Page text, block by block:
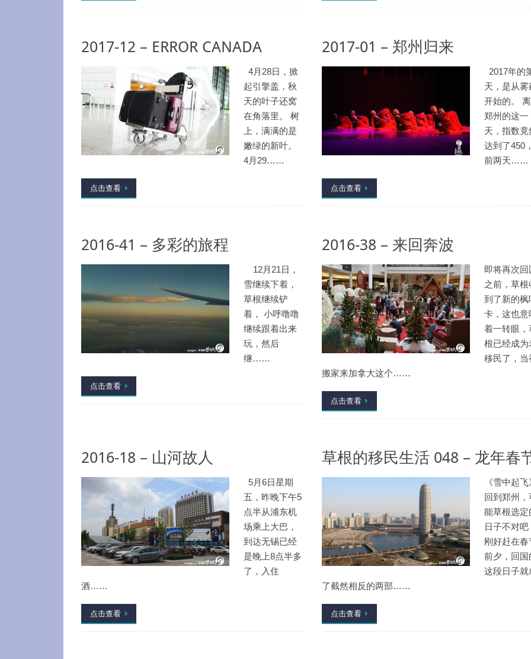
2017-12 – ERROR CANADA
4月28日，掀
起引擎盖，秋
天的叶子还窝
在角落里。 树
上，满满的是
嫩绿的新叶。
4月29……
点击查看
2017-01 – 郑州归来
2017年的
天，是从雾
开始的。
郑州的这一
天，指数竟
达到了450
前两天……
点击查看
2016-41 – 多彩的旅程
12月21日，
雪继续下着，
草根继续铲
着， 小呼噜噜
继续跟着出来
玩，然后
继……
点击查看
2016-38 – 来回奔波
即将再次回
之前，草根
到了新的枫
卡，这也意
着一转眼，
根已经成为
移民了，当
搬家来加拿大这个……
点击查看
2016-18 – 山河故人
5月6日星期
五，昨晚下午5
点半从浦东机
场乘上大巴，
到达无锡已经
是晚上8点半多
了，入住
酒……
点击查看
草根的移民生活 048 – 龙年春
《雪中起飞
回到郑州，
能草根选定
日子不对吧
刚好赶在春
前夕，回国
这段日子就
了截然相反的两部……
点击查看